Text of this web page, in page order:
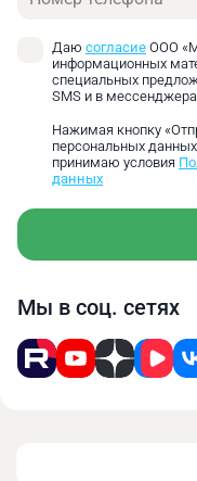
Даю согласие ООО
информационных
специальных
SMS и в
Нажимая кнопку
персональных
принимаю условия
данных
Мы в соц. сетях